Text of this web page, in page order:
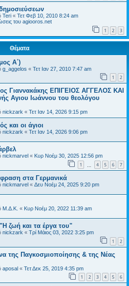
Teri « Τετ Φεβ 10, 2010 8:24 am
του agiooros.net
1 2 3
Θέματα
Α΄)
g_aggelos « Τετ Ιαν 27, 2010 7:47 am
1 2
Γιαννακάκης ΕΠΙΓΕΙΟΣ ΑΓΓΕΛΟΣ ΚΑΙ
Αγιου Ιωάννου του θεολόγου
nickzark « Τετ Ιαν 14, 2026 9:15 pm
και οι άγιοι
nickzark « Τετ Ιαν 14, 2026 9:06 pm
nickmarvel « Κυρ Νοέμ 30, 2025 12:56 pm
1 4 5 6 7
στα Γερμανικά
nickmarvel « Δευ Νοέμ 24, 2025 9:20 pm
Μ.Δ.Κ. « Κυρ Νοέμ 20, 2022 11:39 am
ζωή και τα έργα του"
nickzark « Τρί Μάιος 03, 2022 3:25 pm
1 2
της Παγκοσμιοποίησης & της Νέας
aposal « Τετ Δεκ 25, 2019 4:35 pm
1 2 3 4 5 6